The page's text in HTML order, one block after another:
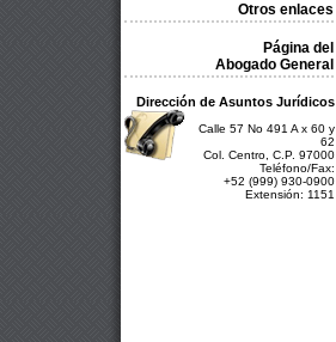
Otros enlaces
Página del
Abogado General
Dirección de Asuntos Jurídicos
Calle 57 No 491 A x 60 y
62
Col. Centro, C.P. 97000
Teléfono/Fax:
+52 (999) 930-0900
Extensión: 1151